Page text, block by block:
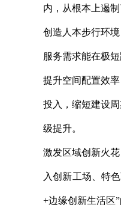
内，从根本上遏
创造人本步行环
服务需求能在极
提升空间配置效
投入，缩短建设
级提升。
激发区域创新火
入创新工场、特
+边缘创新生活区